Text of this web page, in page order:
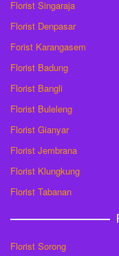
Florist Singaraja
Florist Denpasar
Forist Karangasem
Florist Badung
Florist Bangli
Florist Buleleng
Florist Gianyar
Florist Jembrana
Florist Klungkung
Florist Tabanan
Florist Sorong